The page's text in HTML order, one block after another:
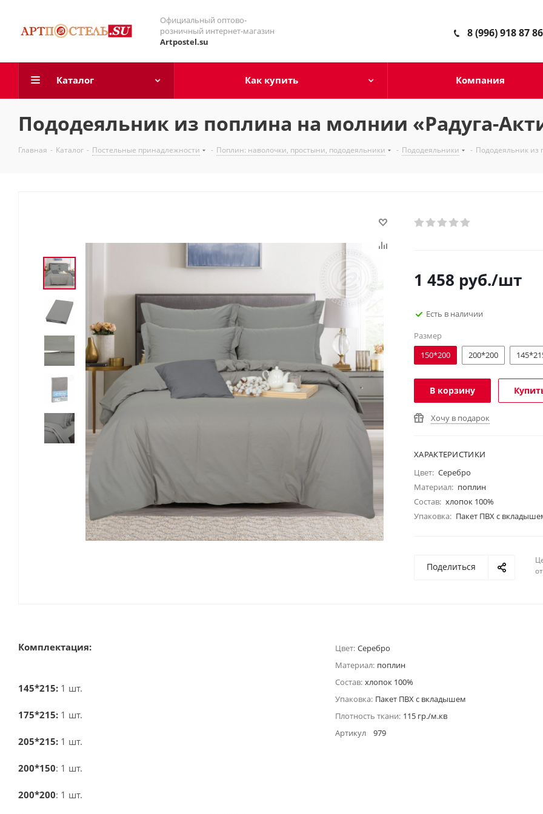
Официальный оптово-
розничный интернет-магазин
Artpostel.su
8 (996) 918 87 86
Каталог Как купить Компания
Пододеяльник из поплина на молнии «Радуга-
Главная - Каталог - Постельные принадлежности - Поплин: наволочки, простыни, пододеяльники - Пододеяльники - Пододеяльник из
1 458 руб./шт
Есть в наличии
Размер
150*200
200*200
В корзину
Хочу в подарок
ХАРАКТЕРИСТИКИ
Цвет: Серебро
Материал: поплин
Состав: хлопок 100%
Упаковка: Пакет ПВХ с
Поделиться
Комплектация:
145*215: 1 шт.
175*215: 1 шт.
205*215: 1 шт.
200*150: 1 шт.
200*200: 1 шт.
Цвет: Серебро
Материал: поплин
Состав: хлопок 100%
Упаковка: Пакет ПВХ с вкладышем
Плотность ткани: 115 гр./м.кв
Артикул
979